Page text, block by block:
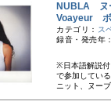
NUBLA ヌ
Voayeur ボ
カテゴリ： ス
録音・発売年
※日本語解説付
で参加してい
ニット、ヌー